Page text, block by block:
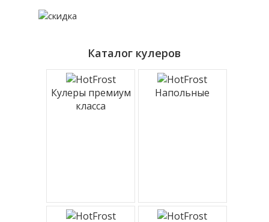
Каталог кулеров
Кулеры премиум
класса
Напольные